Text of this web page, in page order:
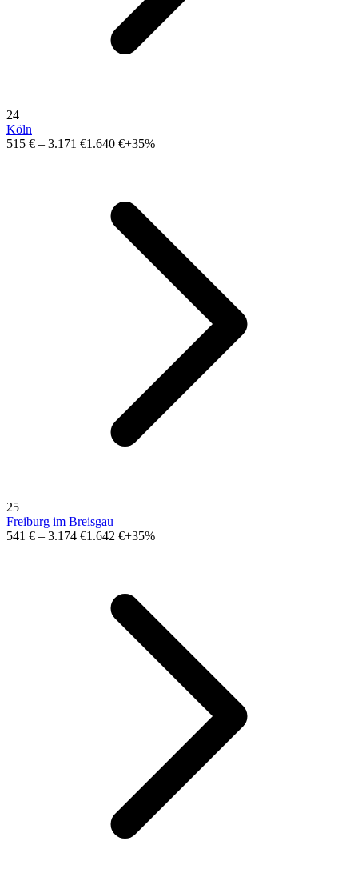
24
Köln
515 € – 3.171 €1.640 €+35%
25
Freiburg im Breisgau
541 € – 3.174 €1.642 €+35%